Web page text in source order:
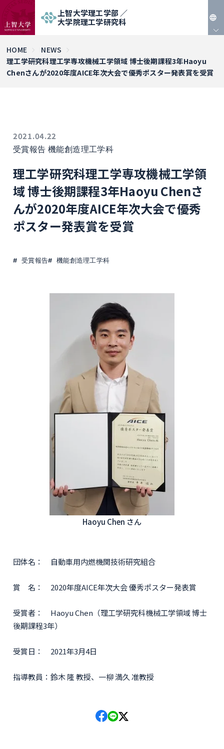
上智大学理工学部 ／
大学院理工学研究科
HOME
NEWS
理工学研究科理工学専攻機械工学領域 博士後期課程3年Haoyu
Chenさんが2020年度AICE年次大会で優秀ポスター発表賞を受賞
2021.04.22
受賞報告 機能創造理工学科
理工学研究科理工学専攻機械工学領
域 博士後期課程3年Haoyu Chenさ
んが2020年度AICE年次大会で優秀
ポスター発表賞を受賞
受賞報告 機能創造理工学科
Haoyu Chen さん
団体名： 自動車用内燃機関技術研究組合
賞 名： 2020年度AICE年次大会 優秀ポスター発表賞
受賞者： Haoyu Chen（理工学研究科機械工学領域 博士
後期課程3年）
受賞日： 2021年3月4日
指導教員：鈴木 隆 教授、一柳 満久 准教授